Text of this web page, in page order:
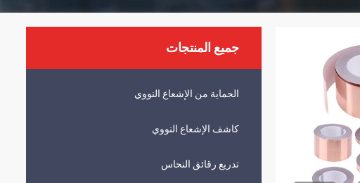
جميع المنتجات
الحماية من الإشعاع النووي
كاشف الإشعاع النووي
تدريع رقائق النحاس